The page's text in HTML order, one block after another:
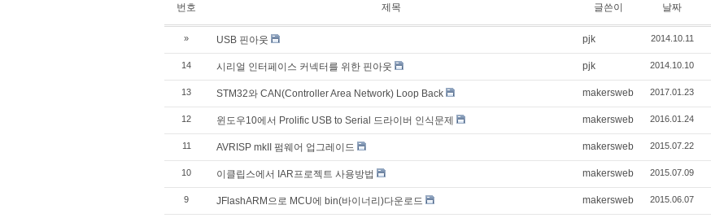
번호 제목 글쓴이 날짜
» USB 핀아웃 pjk 2014.10.11
14 시리얼 인터페이스 커넥터를 위한 핀아웃 pjk 2014.10.10
13 STM32와 CAN(Controller Area Network) Loop Back makersweb 2017.01.23
12 윈도우10에서 Prolific USB to Serial 드라이버 인식문제 makersweb 2016.01.24
11 AVRISP mkII 펌웨어 업그레이드 makersweb 2015.07.22
10 이클립스에서 IAR프로젝트 사용방법 makersweb 2015.07.09
9 JFlashARM으로 MCU에 bin(바이너리)다운로드 makersweb 2015.06.07